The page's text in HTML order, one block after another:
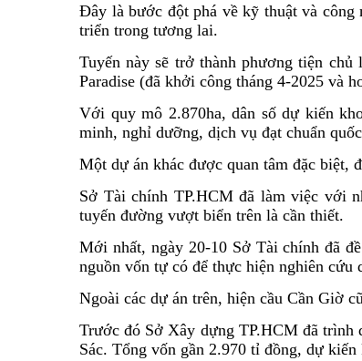
Đây là bước đột phá về kỹ thuật và công
triển trong tương lai.
Tuyến này sẽ trở thành phương tiện
Paradise (đã khởi công tháng 4-2025 và
Với quy mô 2.870ha, dân số dự kiến
minh, nghỉ dưỡng, dịch vụ đạt chuẩn
Một dự án khác được quan tâm đặc biệt,
Sở Tài chính TP.HCM đã làm việc với
tuyến đường vượt biển trên là cần thiết.
Mới nhất, ngày 20-10 Sở Tài chính đã
nguồn vốn tự có để thực hiện nghiên cứu
Ngoài các dự án trên, hiện cầu Cần Giờ
Trước đó Sở Xây dựng TP.HCM đã
Sác. Tổng vốn gần 2.970 tỉ đồng, dự